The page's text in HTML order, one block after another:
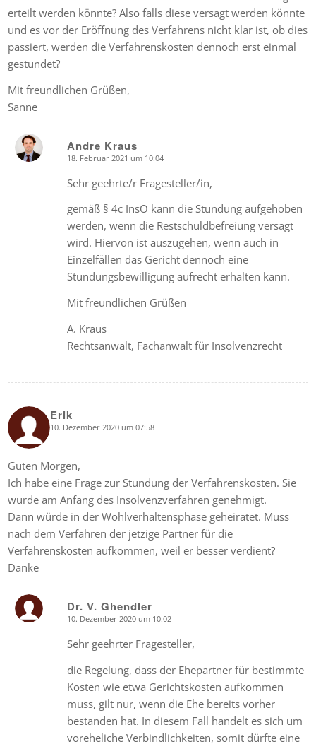
erteilt werden könnte? Also falls diese versagt werden könnte
und es vor der Eröffnung des Verfahrens nicht klar ist, ob dies
passiert, werden die Verfahrenskosten dennoch erst einmal
gestundet?
Mit freundlichen Grüßen,
Sanne
Andre Kraus
18. Februar 2021 um 10:04
Sehr geehrte/r Fragesteller/in,
gemäß § 4c InsO kann die Stundung aufgehoben
werden, wenn die Restschuldbefreiung versagt
wird. Hiervon ist auszugehen, wenn auch in
Einzelfällen das Gericht dennoch eine
Stundungsbewilligung aufrecht erhalten kann.
Mit freundlichen Grüßen
A. Kraus
Rechtsanwalt, Fachanwalt für Insolvenzrecht
Erik
says: 10. Dezember 2020 um 07:58
Guten Morgen,
Ich habe eine Frage zur Stundung der Verfahrenskosten. Sie
wurde am Anfang des Insolvenzverfahren genehmigt.
Dann würde in der Wohlverhaltensphase geheiratet. Muss
nach dem Verfahren der jetzige Partner für die
Verfahrenskosten aufkommen, weil er besser verdient?
Danke
Dr. V. Ghendler
10. Dezember 2020 um 10:02
Sehr geehrter Fragesteller,
die Regelung, dass der Ehepartner für bestimmte
Kosten wie etwa Gerichtskosten aufkommen
muss, gilt nur, wenn die Ehe bereits vorher
bestanden hat. In diesem Fall handelt es sich um
voreheliche Verbindlichkeiten, somit dürfte eine